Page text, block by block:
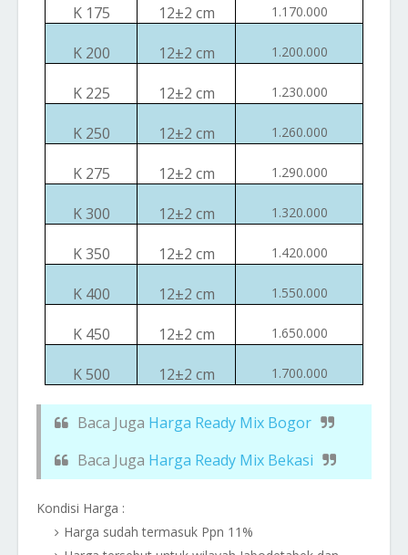
K 175 12±2 cm 1.170.000
K 200 12±2 cm 1.200.000
K 225 12±2 cm 1.230.000
K 250 12±2 cm 1.260.000
K 275 12±2 cm 1.290.000
K 300 12±2 cm 1.320.000
K 350 12±2 cm 1.420.000
K 400 12±2 cm 1.550.000
K 450 12±2 cm 1.650.000
K 500 12±2 cm 1.700.000
Baca Juga Harga Ready Mix Bogor
Baca Juga Harga Ready Mix Bekasi
Kondisi Harga :
Harga sudah termasuk Ppn 11%